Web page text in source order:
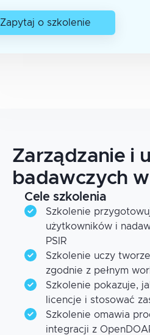
Zapytaj o szkolenie
Zarządzanie i
badawczych
Cele szkolenia
Szkolenie
użytkowników i
PSIR
Szkolenie uczy
zgodnie z pełnym
Szkolenie pokazuje,
licencje i stosować
Szkolenie omawia
integracji z